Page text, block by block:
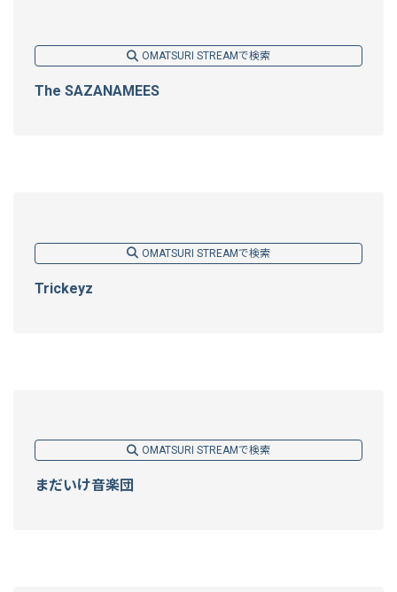
OMATSURI STREAMで検索
The SAZANAMEES
OMATSURI STREAMで検索
Trickeyz
OMATSURI STREAMで検索
まだいけ音楽団